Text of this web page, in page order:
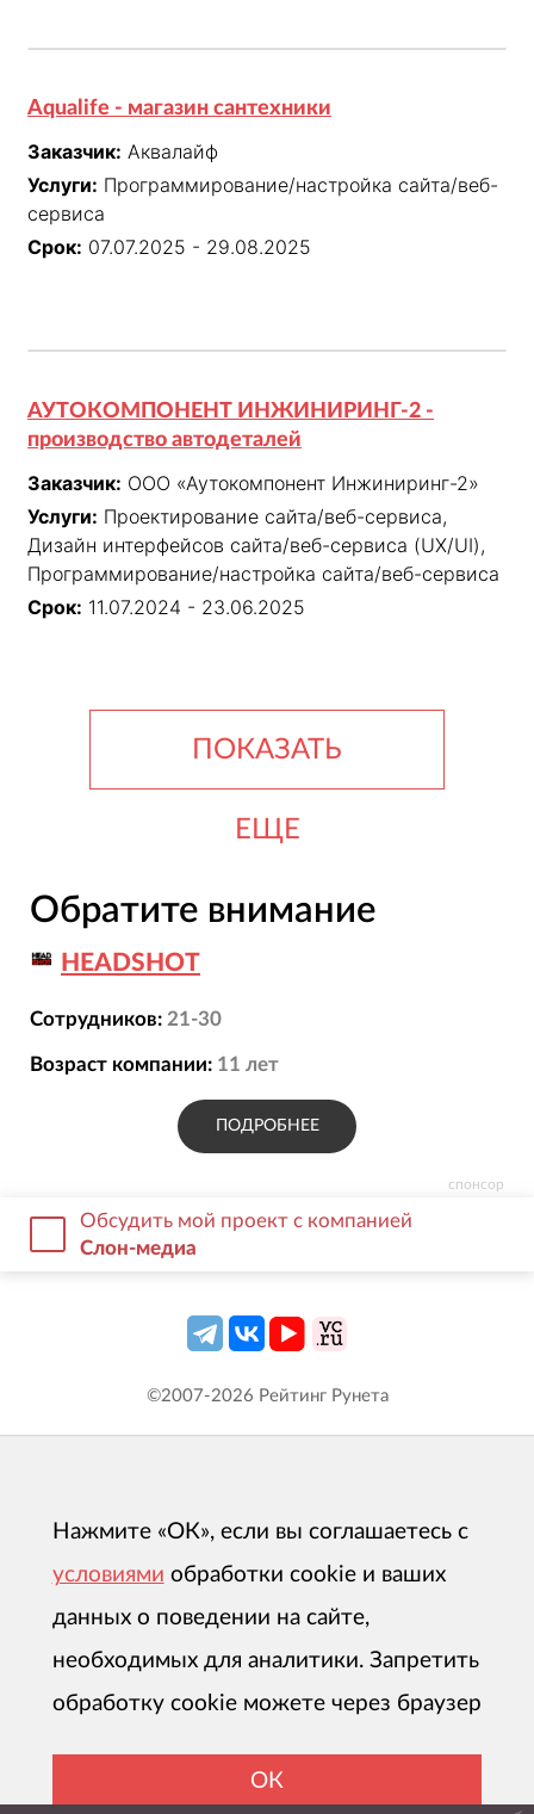
Aqualife - магазин сантехники
Заказчик: Аквалайф
Услуги: Программирование/настройка сайта/веб-
сервиса
Срок: 07.07.2025 - 29.08.2025
АУТОКОМПОНЕНТ ИНЖИНИРИНГ-2 -
производство автодеталей
Заказчик: ООО «Аутокомпонент Инжиниринг-2»
Услуги: Проектирование сайта/веб-сервиса,
Дизайн интерфейсов сайта/веб-сервиса (UX/UI),
Программирование/настройка сайта/веб-сервиса
Срок: 11.07.2024 - 23.06.2025
ПОКАЗАТЬ
ЕЩЕ
спонсор
Обратите внимание
HEADSHOT
Сотрудников: 21-30
Возраст компании: 11 лет
ПОДРОБНЕЕ
Обсудить мой проект с компанией
Слон-медиа
©2007-2026 Рейтинг Рунета
Нажмите «ОК», если вы соглашаетесь с
условиями обработки cookie и ваших
данных о поведении на сайте,
необходимых для аналитики. Запретить
обработку cookie можете через браузер
ОК